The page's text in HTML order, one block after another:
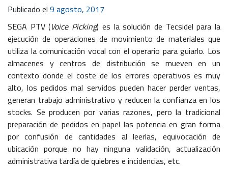
Publicado el9 agosto, 2017
SEGA PTV (Voice Picking) es la solución de Tecsidel para la
ejecución de operaciones de movimiento de materiales que
utiliza la comunicación vocal con el operario para guiarlo. Los
almacenes y centros de distribución se mueven en un
contexto donde el coste de los errores operativos es muy
alto, los pedidos mal servidos pueden hacer perder ventas,
generan trabajo administrativo y reducen la confianza en los
stocks. Se producen por varias razones, pero la tradicional
preparación de pedidos en papel las potencia en gran forma
por confusión de cantidades al leerlas, equivocación de
ubicación porque no hay ninguna validación, actualización
administrativa tardía de quiebres e incidencias, etc.